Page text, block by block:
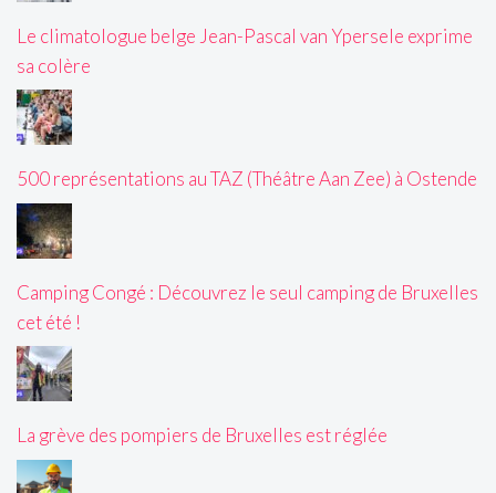
Le climatologue belge Jean-Pascal van Ypersele exprime
sa colère
500 représentations au TAZ (Théâtre Aan Zee) à Ostende
Camping Congé : Découvrez le seul camping de Bruxelles
cet été !
La grève des pompiers de Bruxelles est réglée